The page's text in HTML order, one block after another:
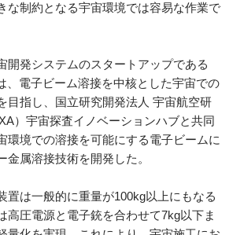
な制約となる宇宙環境では容易な作業で
開発システムのスタートアップである
、電子ビーム溶接を中核とした宇宙での
目指し、国立研究開発法人 宇宙航空研
）宇宙探査イノベーションハブと共同
環境での溶接を可能にする電子ビームに
金属溶接技術を開発した。
置は一般的に重量が100kg以上にもなる
高圧電源と電子銃を合わせて7kg以下ま